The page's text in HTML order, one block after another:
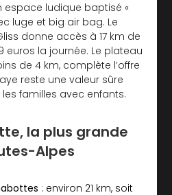
espace ludique baptisé «
luge et big air bag. Le
donne accès à 17 km de
euros la journée. Le plateau
de 4 km, complète l’offre
reste une valeur sûre
familles avec enfants.
la plus grande
Alpes
: environ 21 km, soit